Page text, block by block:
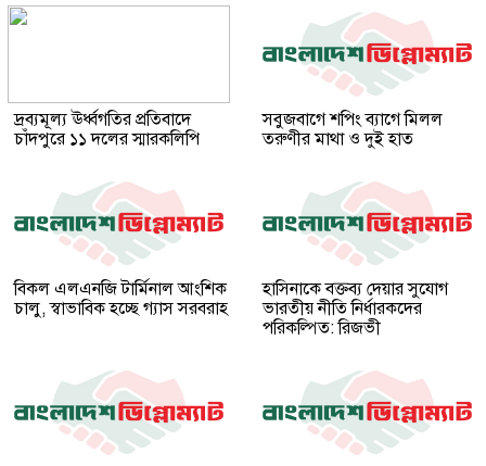
দ্রব্যমূল্য ঊর্ধ্বগতির প্রতিবাদে
চাঁদপুরে ১১ দলের স্মারকলিপি
সবুজবাগে শপিং ব্যাগে মিলল
তরুণীর মাথা ও দুই হাত
বিকল এলএনজি টার্মিনাল আংশিক
চালু, স্বাভাবিক হচ্ছে গ্যাস সরবরাহ
হাসিনাকে বক্তব্য দেয়ার সুযোগ
ভারতীয় নীতি নির্ধারকদের
পরিকল্পিত: রিজভী